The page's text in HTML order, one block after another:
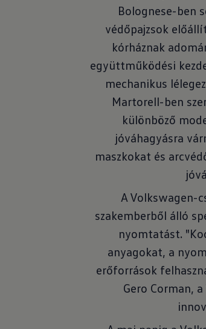
Bolognese-ben
védőpajzsok
kórháznak
együttműködési
mechanikus
Martorell-ben
különböző
jóváhagyásra
maszkokat és
A Volkswagen-
szakemberből álló
nyomtatást.
anyagokat, a
erőforrások
Gero Corman,